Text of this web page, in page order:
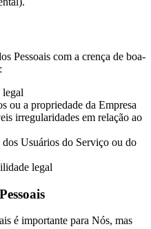
Pessoais com a crença de boa-
ou a propriedade da Empresa
irregularidades em relação ao
dos Usuários do Serviço ou do
legal
é importante para Nós, mas